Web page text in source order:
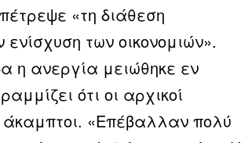
«τη διάθεση
των οικονομιών».
η ανεργία μειώθηκε εν
ότι οι αρχικοί
άκαμπτοι. «Επέβαλλαν πολύ